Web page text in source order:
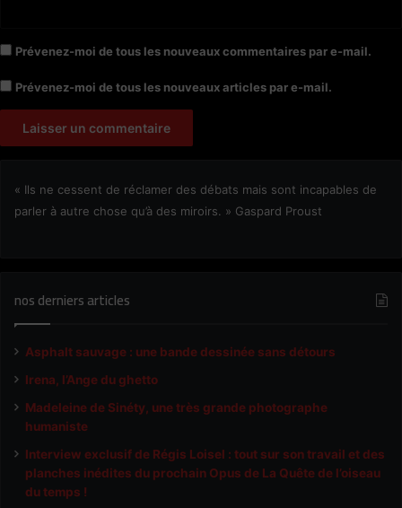
Prévenez-moi de tous les nouveaux commentaires par e-mail.
Prévenez-moi de tous les nouveaux articles par e-mail.
« Ils ne cessent de réclamer des débats mais sont incapables de
parler à autre chose qu’à des miroirs. » Gaspard Proust
nos derniers articles
Asphalt sauvage : une bande dessinée sans détours
Irena, l’Ange du ghetto
Madeleine de Sinéty, une très grande photographe
humaniste
Interview exclusif de Régis Loisel : tout sur son travail et des
planches inédites du prochain Opus de La Quête de l’oiseau
du temps !